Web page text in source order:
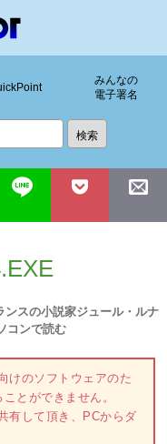
みんなの
電子署名
ンスの小説家ジュール・ルナ
コンで読む
けのソフトウェアのた
とができません。
有して頂き、PCからダ